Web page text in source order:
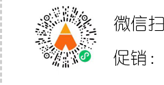
导航|中国家具网
|
Affiliate Directory
深圳市易派智能科技有限公司